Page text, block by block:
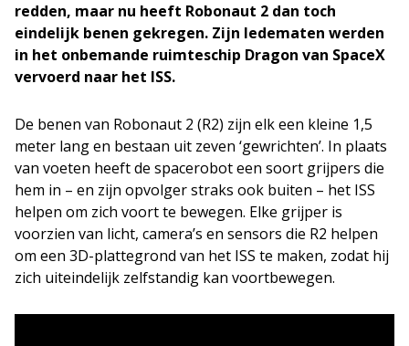
redden, maar nu heeft Robonaut 2 dan toch
eindelijk benen gekregen. Zijn ledematen werden
in het onbemande ruimteschip Dragon van SpaceX
vervoerd naar het ISS.
De benen van Robonaut 2 (R2) zijn elk een kleine 1,5
meter lang en bestaan uit zeven ‘gewrichten’. In plaats
van voeten heeft de spacerobot een soort grijpers die
hem in – en zijn opvolger straks ook buiten – het ISS
helpen om zich voort te bewegen. Elke grijper is
voorzien van licht, camera’s en sensors die R2 helpen
om een 3D-plattegrond van het ISS te maken, zodat hij
zich uiteindelijk zelfstandig kan voortbewegen.